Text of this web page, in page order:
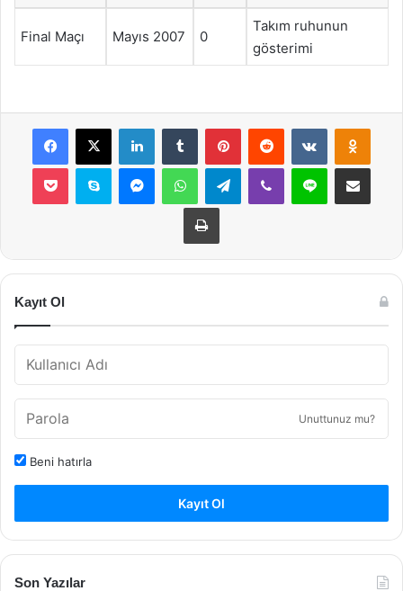
Final Maçı Mayıs 2007 0
Takım ruhunun
gösterimi
Facebook
X LinkedInTumblr PinterestReddit VKontakte
Pocket Skype MessengerWhatsAppTelegramViber Line E-Posta ile
Yazdır
Kayıt Ol
Unuttunuz mu?
Beni hatırla
Kayıt Ol
Son Yazılar